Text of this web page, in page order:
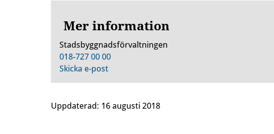
Mer information
Stadsbyggnadsförvaltningen
018-727 00 00
Skicka e-post
Uppdaterad: 16 augusti 2018